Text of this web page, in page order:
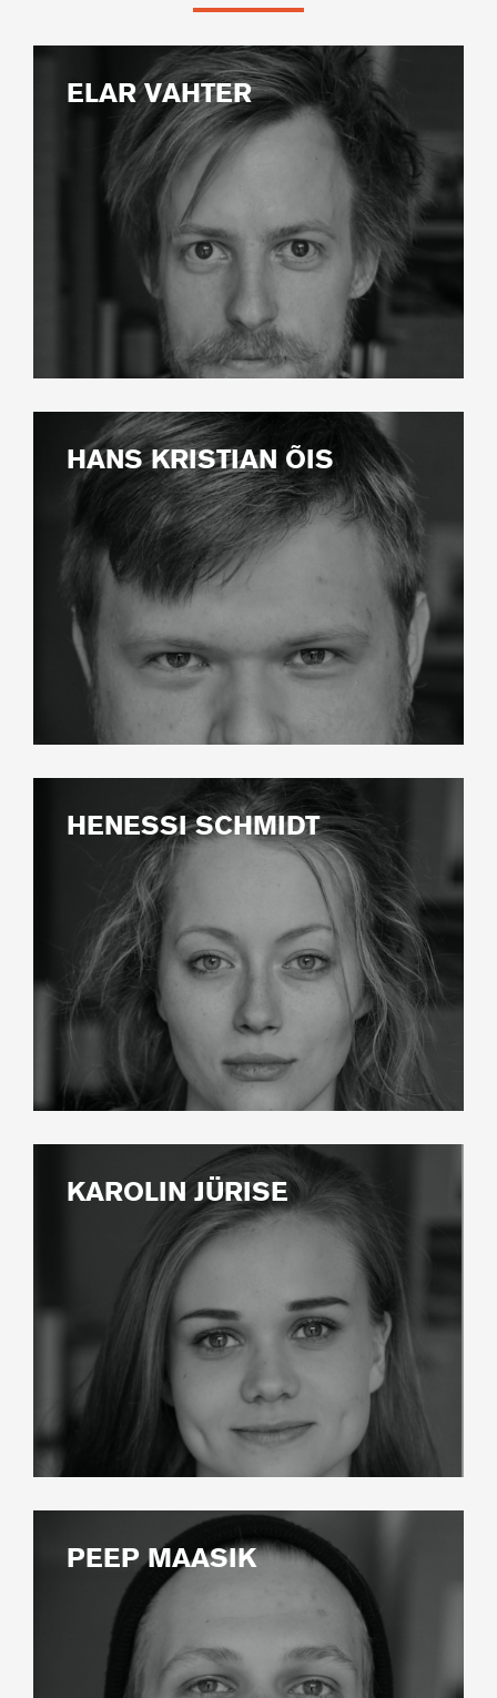
ELAR VAHTER
HANS KRISTIAN ÕIS
HENESSI SCHMIDT
KAROLIN JÜRISE
PEEP MAASIK